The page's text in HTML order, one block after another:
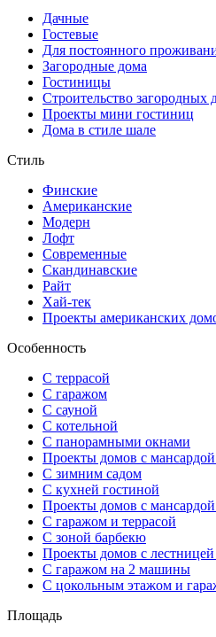
Дачные
Гостевые
Для постоянного
Загородные дома
Гостиницы
Строительство загородных
Проекты мини гостиниц
Дома в стиле шале
Стиль
Финские
Американские
Модерн
Лофт
Современные
Скандинавские
Райт
Хай-тек
Проекты американских
Особенность
С террасой
С гаражом
С сауной
С котельной
С панорамными окнами
Проекты домов с мансардой
С зимним садом
С кухней гостиной
Проекты домов с
С гаражом и террасой
С зоной барбекю
Проекты домов с
С гаражом на 2 машины
С цокольным этажом и
Площадь